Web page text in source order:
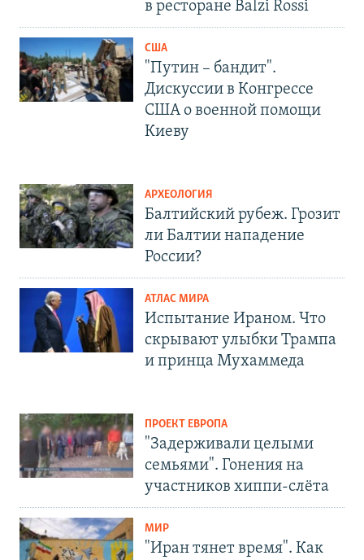
в ресторане Balzi Rossi
США
"Путин – бандит".
Дискуссии в Конгрессе
США о военной помощи
Киеву
АРХЕОЛОГИЯ
Балтийский рубеж. Грозит
ли Балтии нападение
России?
АТЛАС МИРА
Испытание Ираном. Что
скрывают улыбки Трампа
и принца Мухаммеда
ПРОЕКТ ЕВРОПА
"Задерживали целыми
семьями". Гонения на
участников хиппи-слёта
МИР
"Иран тянет время". Как